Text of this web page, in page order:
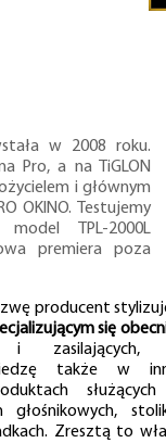
w 2008 roku.
Pro, a na TiGLON
i głównym
OKINO. Testujemy
TPL-2000L
premiera poza
producent
się
i zasilających,
także w
Zresztą to